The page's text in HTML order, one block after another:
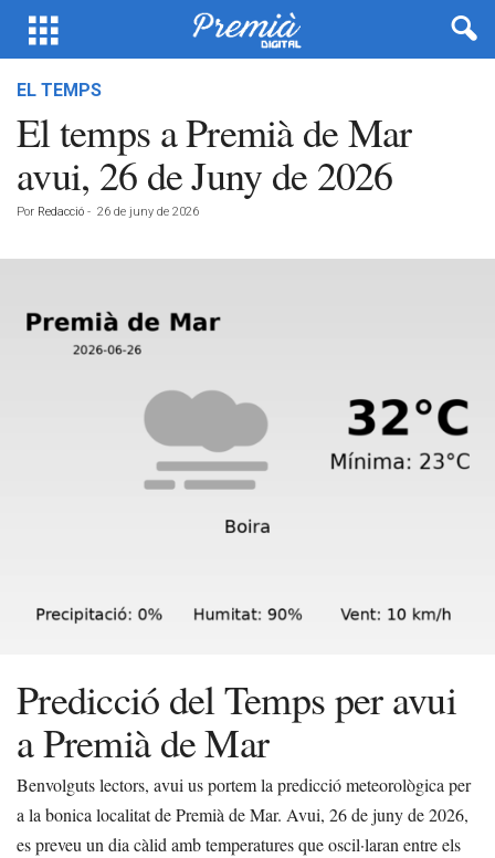
EL TEMPS
El temps a Premià de Mar
avui, 26 de Juny de 2026
Por Redacció - 26 de juny de 2026
Predicció del Temps per avui
a Premià de Mar
Benvolguts lectors, avui us portem la predicció meteorològica per
a la bonica localitat de Premià de Mar. Avui, 26 de juny de 2026,
es preveu un dia càlid amb temperatures que oscil·laran entre els